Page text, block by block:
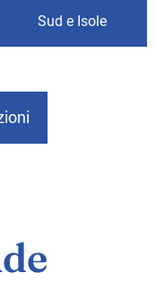
Sud e Isole